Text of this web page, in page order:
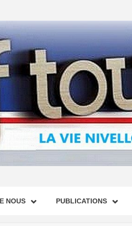
NOUS PUBLICATIONS